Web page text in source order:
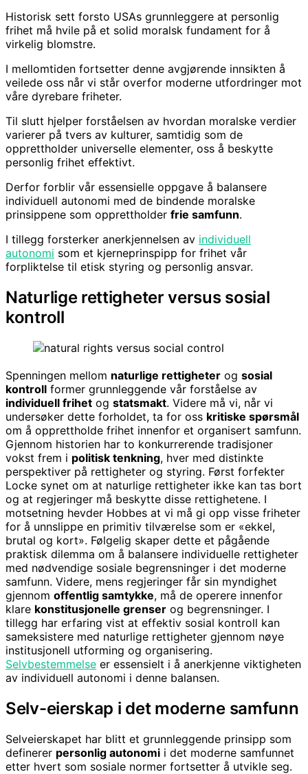
Historisk sett forsto USAs grunnleggere at personlig
frihet må hvile på et solid moralsk fundament for å
virkelig blomstre.
I mellomtiden fortsetter denne avgjørende innsikten å
veilede oss når vi står overfor moderne utfordringer mot
våre dyrebare friheter.
Til slutt hjelper forståelsen av hvordan moralske verdier
varierer på tvers av kulturer, samtidig som de
opprettholder universelle elementer, oss å beskytte
personlig frihet effektivt.
Derfor forblir vår essensielle oppgave å balansere
individuell autonomi med de bindende moralske
prinsippene som opprettholder frie samfunn.
I tillegg forsterker anerkjennelsen av individuell
autonomi som et kjerneprinspipp for frihet vår
forpliktelse til etisk styring og personlig ansvar.
Naturlige rettigheter versus sosial
kontroll
Spenningen mellom naturlige rettigheter og sosial
kontroll former grunnleggende vår forståelse av
individuell frihet og statsmakt. Videre må vi, når vi
undersøker dette forholdet, ta for oss kritiske spørsmål
om å opprettholde frihet innenfor et organisert samfunn.
Gjennom historien har to konkurrerende tradisjoner
vokst frem i politisk tenkning, hver med distinkte
perspektiver på rettigheter og styring. Først forfekter
Locke synet om at naturlige rettigheter ikke kan tas bort
og at regjeringer må beskytte disse rettighetene. I
motsetning hevder Hobbes at vi må gi opp visse friheter
for å unnslippe en primitiv tilværelse som er «ekkel,
brutal og kort». Følgelig skaper dette et pågående
praktisk dilemma om å balansere individuelle rettigheter
med nødvendige sosiale begrensninger i det moderne
samfunn. Videre, mens regjeringer får sin myndighet
gjennom offentlig samtykke, må de operere innenfor
klare konstitusjonelle grenser og begrensninger. I
tillegg har erfaring vist at effektiv sosial kontroll kan
sameksistere med naturlige rettigheter gjennom nøye
institusjonell utforming og organisering.
Selvbestemmelse er essensielt i å anerkjenne viktigheten
av individuell autonomi i denne balansen.
Selv-eierskap i det moderne samfunn
Selveierskapet har blitt et grunnleggende prinsipp som
definerer personlig autonomi i det moderne samfunnet
etter hvert som sosiale normer fortsetter å utvikle seg.